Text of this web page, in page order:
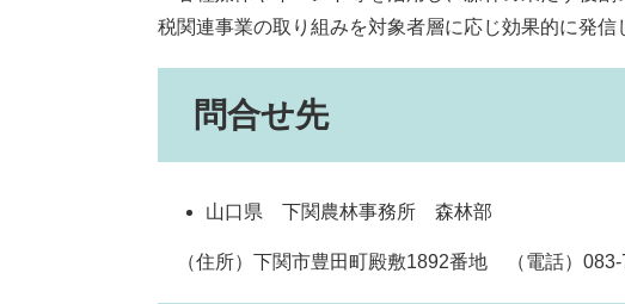
税関連事業の取り組みを対象者層に応じ効果的に発信
問合せ先
山口県 下関農林事務所 森林部
（住所）下関市豊田町殿敷1892番地 （電話）083-